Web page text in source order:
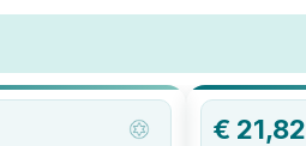
€ 21,82